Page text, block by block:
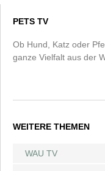
PETS TV
Ob Hund, Katz oder
ganze Vielfalt aus der
WEITERE THEMEN
WAU TV